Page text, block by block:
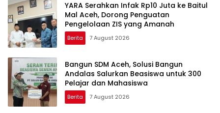
YARA Serahkan Infak Rp10 Juta ke Baitul
Mal Aceh, Dorong Penguatan
Pengelolaan ZIS yang Amanah
Berita 7 August 2026
Bangun SDM Aceh, Solusi Bangun
Andalas Salurkan Beasiswa untuk 300
Pelajar dan Mahasiswa
Berita 7 August 2026